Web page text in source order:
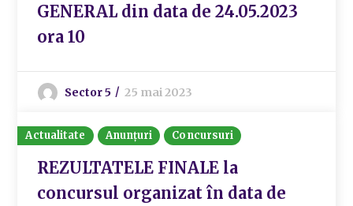
GENERAL din data de 24.05.2023
ora 10
Sector 5 25 mai 2023
Actualitate Anunțuri Concursuri
REZULTATELE FINALE la
concursul organizat în data de